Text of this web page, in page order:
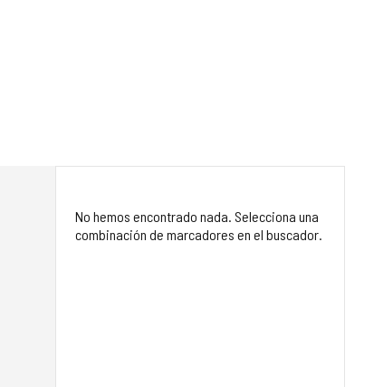
No hemos encontrado nada. Selecciona una
combinación de marcadores en el buscador.